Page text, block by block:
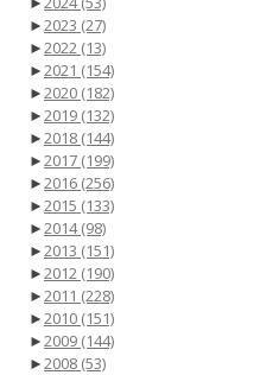
►2023 (27)
►2022 (13)
►2021 (154)
►2020 (182)
►2019 (132)
►2018 (144)
►2017 (199)
►2016 (256)
►2015 (133)
►2014(98)
►2013 (151)
►2012 (190)
►2011 (228)
►2010 (151)
►2009 (144)
►2008 (53)